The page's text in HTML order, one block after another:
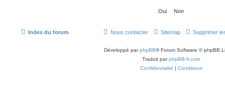
Index du forum Supprimer
Sitemap
Nous contacter
Développé parphpBB® Forum Software © phpBB
Traduit parphpBB-fr.com
Confidentialité | Conditions